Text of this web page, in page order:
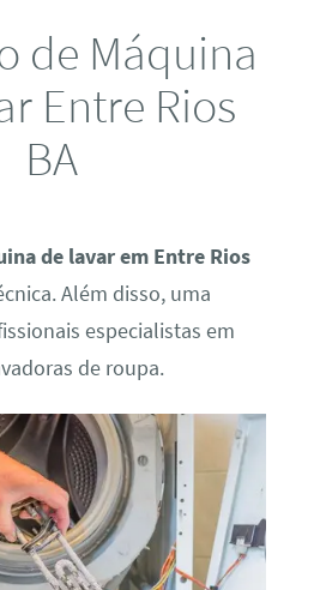
de Máquina
Entre Rios
BA
de lavar em Entre Rios
Além disso, uma
especialistas em
de roupa.